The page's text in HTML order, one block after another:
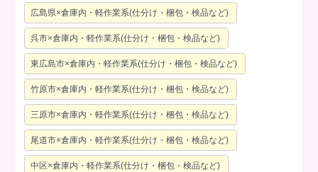
広島県×倉庫内・軽作業系(仕分け・梱包・検品など)
呉市×倉庫内・軽作業系(仕分け・梱包・検品など)
東広島市×倉庫内・軽作業系(仕分け・梱包・検品など)
竹原市×倉庫内・軽作業系(仕分け・梱包・検品など)
三原市×倉庫内・軽作業系(仕分け・梱包・検品など)
尾道市×倉庫内・軽作業系(仕分け・梱包・検品など)
中区×倉庫内・軽作業系(仕分け・梱包・検品など)